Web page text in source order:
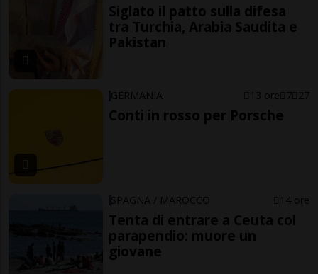
Siglato il patto sulla difesa
tra Turchia, Arabia Saudita e
Pakistan
GERMANIA 13 ore 7 27
Conti in rosso per Porsche
SPAGNA / MAROCCO 14 ore
Tenta di entrare a Ceuta col
parapendio: muore un
giovane